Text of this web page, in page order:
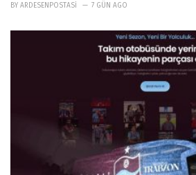
BY ARDESENPOSTASI 7 GÜN AGO